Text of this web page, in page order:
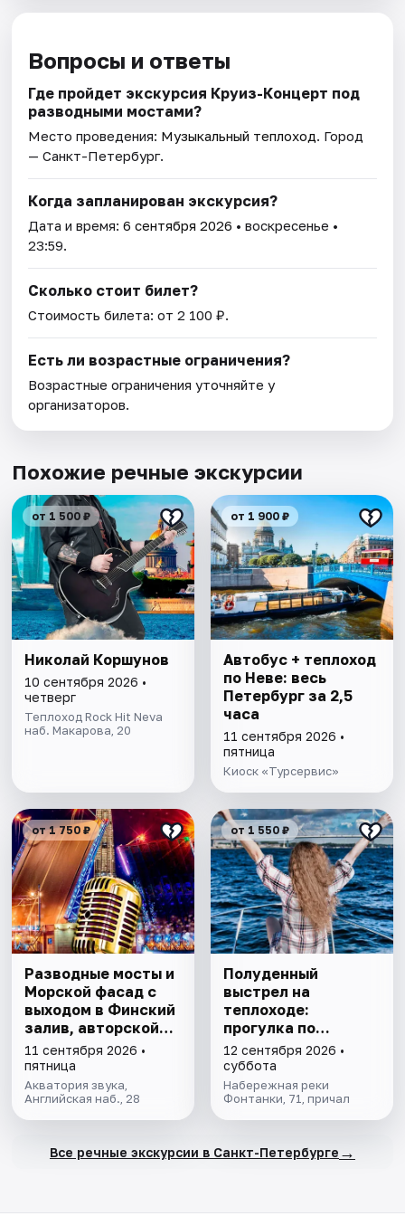
Вопросы и ответы
Где пройдет экскурсия Круиз-Концерт под
разводными мостами?
Место проведения: Музыкальный теплоход. Город
— Санкт-Петербург.
Когда запланирован экскурсия?
Дата и время:6 сентября 2026 • воскресенье •
23:59.
Сколько стоит билет?
Стоимость билета: от 2 100 ₽.
Есть ли возрастные ограничения?
Возрастные ограничения уточняйте у
организаторов.
Похожие речные экскурсии
от 1 500 ₽
Николай Коршунов
10 сентября 2026 •
четверг
Теплоход Rock Hit Neva
наб. Макарова, 20
от 1 900 ₽
Автобус + теплоход
по Неве: весь
Петербург за 2,5
часа
11 сентября 2026 •
пятница
Киоск «Турсервис»
от 1 750 ₽
Разводные мосты и
Морской фасад с
выходом в Финский
залив, авторской
экскурсией и живой
музыкой
11 сентября 2026 •
пятница
Акватория звука,
Английская наб., 28
от 1 550 ₽
Полуденный
выстрел на
теплоходе:
прогулка по
каналам
Петербурга с
детьми
12 сентября 2026 •
суббота
Набережная реки
Фонтанки, 71, причал
Все речные экскурсии в Санкт-Петербурге →